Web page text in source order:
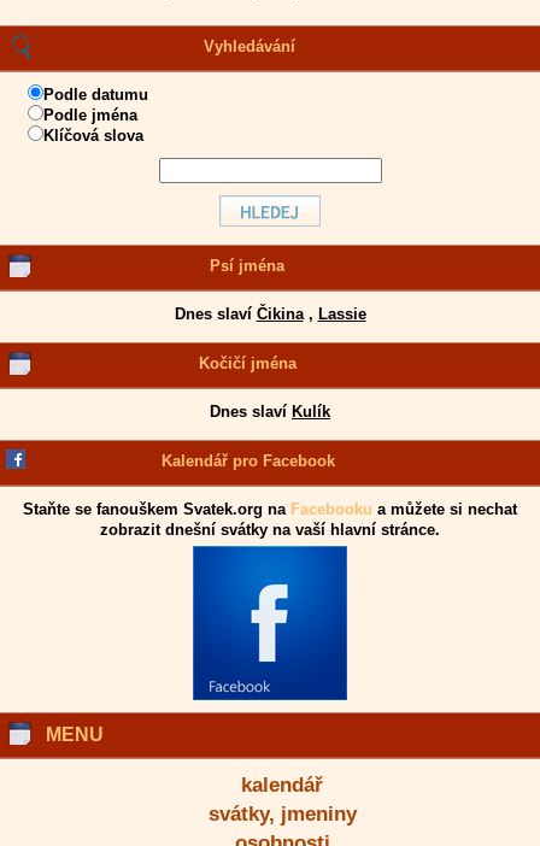
Vyhledávání
Podle datumu
Podle jména
Klíčová slova
Psí jména
Dnes slaví Čikina, Lassie
Kočičí jména
Dnes slaví Kulík
Kalendář pro Facebook
Staňte se fanouškem Svatek.org na Facebooku a můžete si nechat
zobrazit dnešní svátky na vaší hlavní stránce.
MENU
kalendář
svátky, jmeniny